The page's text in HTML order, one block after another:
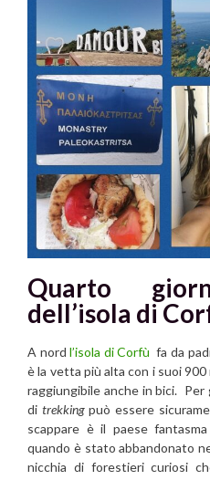
Quarto
dell’isola di
A nordl’isola di Corfù fa da
è la vetta più alta con i suoi
raggiungibile anche in bici.
di trekkingpuò essere
scappare è il paese
quando è stato abbandonato
nicchia di forestieri curiosi